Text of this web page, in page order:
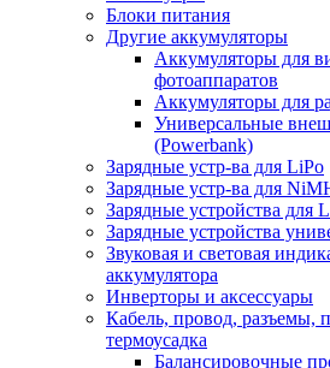
Блоки питания
Другие аккумуляторы
Аккумуляторы для
фотоаппаратов
Аккумуляторы для
Универсальные
(Powerbank)
Зарядные устр-ва для LiPo
Зарядные устр-ва для
Зарядные устройства для
Зарядные устройства
Звуковая и световая
аккумулятора
Инверторы и аксессуары
Кабель, провод, разъемы,
термоусадка
Балансировочные